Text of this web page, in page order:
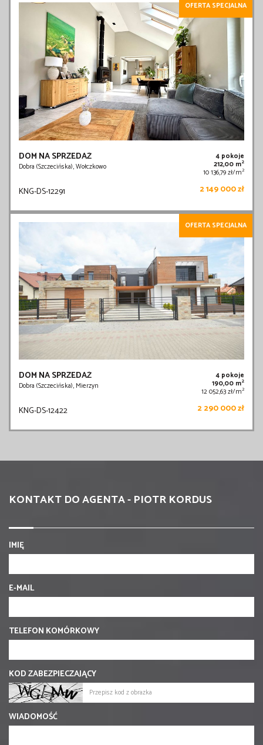
OFERTA SPECJALNA
DOM NA SPRZEDAŻ
Dobra (Szczecińska), Wołczkowo
4 pokoje
212,00 m2
10 136,79 zł/m2
KNG-DS-12291 2 149 000 zł
OFERTA SPECJALNA
DOM NA SPRZEDAŻ
Dobra (Szczecińska), Mierzyn
4 pokoje
190,00 m2
12 052,63 zł/m2
KNG-DS-12422 2 290 000 zł
KONTAKT DO AGENTA - PIOTR KORDUS
IMIĘ
E-MAIL
TELEFON KOMÓRKOWY
KOD ZABEZPIECZAJĄCY
WIADOMOŚĆ